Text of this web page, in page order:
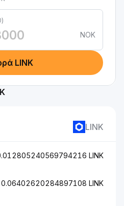
NOK
LINK
LINK
LINK
0.06402620284897108 LINK